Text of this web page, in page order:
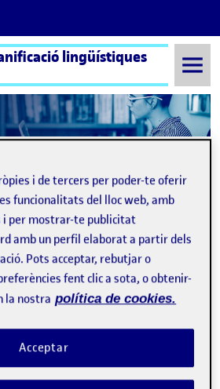
lingüístiques
2021
i benvingudes!
8 setembre, 2021 11:10 pm
i de tercers per poder-te oferir
funcionalitats del lloc web, amb
per mostrar-te publicitat
amb un perfil elaborat a partir dels
Pots acceptar, rebutjar o
fent clic a sota, o obtenir-
la nostra política de cookies.
Acceptar